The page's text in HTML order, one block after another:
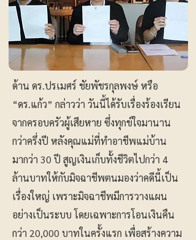
ด้าน ดร.ปรเมศร์ ชัยพัชรกุลพงษ์ หรือ
“ดร.แก้ว” กล่าวว่า วันนี้ได้รับเรื่องร้องเรียน
จากครอบครัวผู้เสียหาย ซึ่งทุกข์ใจมานาน
กว่าครึ่งปี หลังคุณแม่ที่ทำอาชีพแม่บ้าน
มากว่า 30 ปี สูญเงินเก็บทั้งชีวิตไปกว่า 4
ล้านบาทให้กับมิจฉาชีพตนมองว่าคดีนี้เป็น
เรื่องใหญ่ เพราะมิจฉาชีพมีการวางแผน
อย่างเป็นระบบ โดยเฉพาะการโอนเงินคืน
กว่า 20,000 บาทในครั้งแรก เพื่อสร้างความ